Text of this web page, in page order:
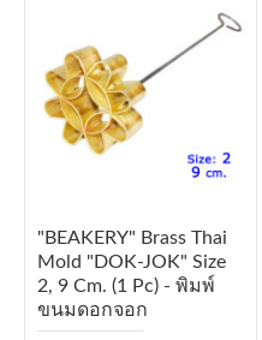
"BEAKERY" Brass Thai
Mold "DOK-JOK" Size
2, 9 Cm. (1 Pc) - พิมพ์
ขนมดอกจอก